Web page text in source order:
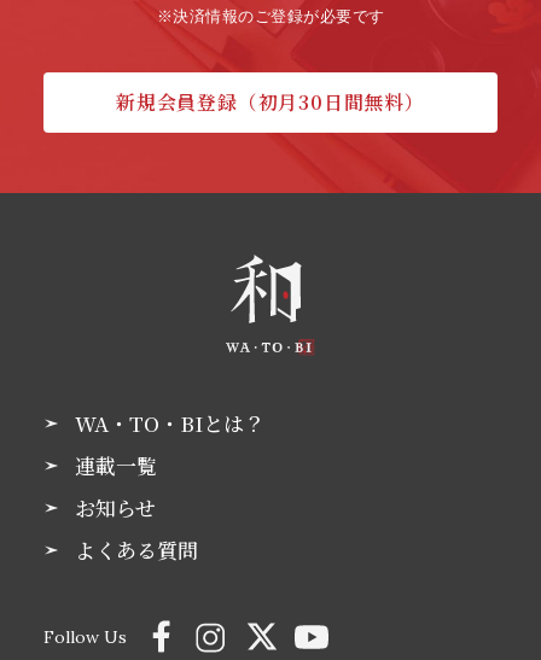
※決済情報のご登録が必要です
新規会員登録（初月30日間無料）
WA・TO・BIとは？
連載一覧
お知らせ
よくある質問
Follow Us